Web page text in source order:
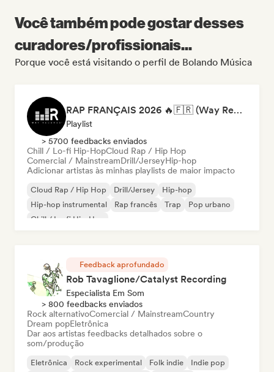
Você também pode gostar desses
curadores/profissionais...
Porque você está visitando o perfil de Bolando Música
RAP FRANÇAIS 2026 🔥🇫🇷 (Way Records)
Playlist
> 5700 feedbacks enviados
Chill / Lo-fi Hip-HopCloud Rap / Hip Hop
Comercial / MainstreamDrill/JerseyHip-hop
Adicionar artistas às minhas playlists de maior impacto
Cloud Rap / Hip Hop Drill/Jersey
Hip-hop
Hip-hop instrumental
Rap francês Trap
Pop urbano
Chill / Lo-fi Hip-Hop
Feedback aprofundado
Rob Tavaglione/Catalyst Recording
Especialista Em Som
> 800 feedbacks enviados
Rock alternativoComercial / MainstreamCountry
Dream popEletrônica
Dar aos artistas feedbacks detalhados sobre o
som/produção
Eletrônica Rock experimental Folk indie
Indie pop